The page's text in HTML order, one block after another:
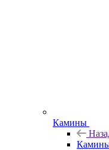
Камины